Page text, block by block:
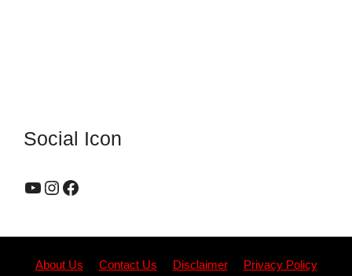
Social Icon
YouTube
Instagram
Facebook
About Us Contact Us Disclaimer Privacy Policy